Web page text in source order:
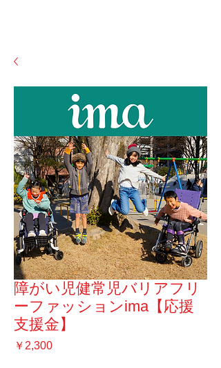
障がい児健常児バリアフリ
ーファッションima【応援
支援金】
￥2,300価